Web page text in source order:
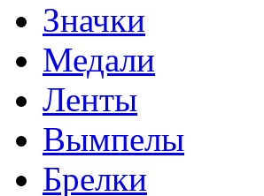
Значки
Медали
Ленты
Вымпелы
Брелки